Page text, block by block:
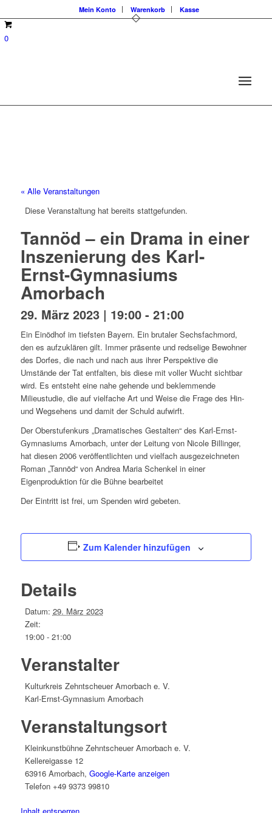
Mein Konto Warenkorb Kasse
0
« Alle Veranstaltungen
Diese Veranstaltung hat bereits stattgefunden.
Tannöd – ein Drama in einer
Inszenierung des Karl-
Ernst-Gymnasiums
Amorbach
29. März 2023 | 19:00- 21:00
Ein Einödhof im tiefsten Bayern. Ein brutaler Sechsfachmord,
den es aufzuklären gilt. Immer präsente und redselige Bewohner
des Dorfes, die nach und nach aus ihrer Perspektive die
Umstände der Tat entfalten, bis diese mit voller Wucht sichtbar
wird. Es entsteht eine nahe gehende und beklemmende
Milieustudie, die auf vielfache Art und Weise die Frage des Hin-
und Wegsehens und damit der Schuld aufwirft.
Der Oberstufenkurs „Dramatisches Gestalten“ des Karl-Ernst-
Gymnasiums Amorbach, unter der Leitung von Nicole Billinger,
hat diesen 2006 veröffentlichten und vielfach ausgezeichneten
Roman „Tannöd“ von Andrea Maria Schenkel in einer
Eigenproduktion für die Bühne bearbeitet
Der Eintritt ist frei, um Spenden wird gebeten.
Zum Kalender hinzufügen
Details
Datum: 29. März 2023
Zeit:
19:00 - 21:00
Veranstalter
Kulturkreis Zehntscheuer Amorbach e. V.
Karl-Ernst-Gymnasium Amorbach
Veranstaltungsort
Kleinkunstbühne Zehntscheuer Amorbach e. V.
Kellereigasse 12
63916 Amorbach, Google-Karte anzeigen
Telefon +49 9373 99810